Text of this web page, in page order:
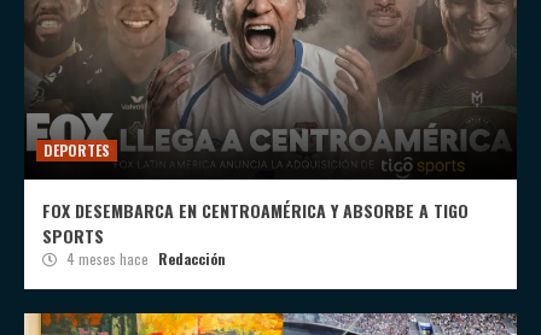
DEPORTES
FOX DESEMBARCA EN CENTROAMÉRICA Y ABSORBE A TIGO
SPORTS
4 meses hace Redacción